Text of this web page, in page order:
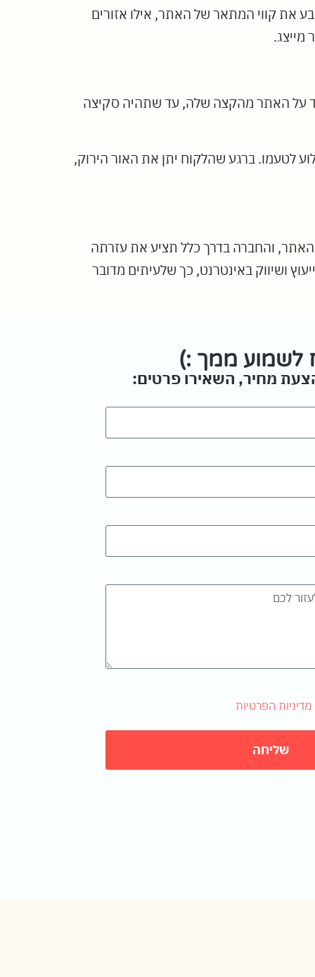
את קווי המתאר של האתר, אילו אזורים
מייצג.
על האתר מהקצה שלה, עד שתהיה סקיצה
לטעמו. ברגע שהלקוח יתן את האור הירוק,
האתר, והחברה בדרך כלל תציע את עזרתה
ושיווק באינטרנט, כך שלעיתים מדובר
לשמוע ממך :)
מחיר, השאירו פרטים:
מדיניות הפרטיות
שליחה